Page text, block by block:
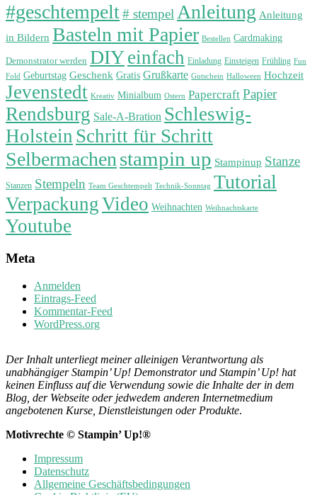
#geschtempelt# stempelAnleitung Anleitung
in Bildern Basteln mit Papier Bestellen Cardmaking
Demonstrator werden DIYeinfach Einladung Einsteigen Frühling Fun
Fold Geburtstag Geschenk Gratis Grußkarte Gutschein Halloween Hochzeit
Jevenstedt Kreativ Minialbum Ostern Papercraft Papier
Rendsburg Sale-A-Bration Schleswig-
Holstein Schritt für Schritt
Selbermachenstampin up Stampinup Stanze
Stanzen Stempeln Team Geschtempelt Technik-Sonntag Tutorial
VerpackungVideo Weihnachten Weihnachtskarte
Youtube
Meta
Anmelden
Eintrags-Feed
Kommentar-Feed
WordPress.org
Der Inhalt unterliegt meiner alleinigen Verantwortung als
unabhängiger Stampin’ Up! Demonstrator und Stampin’ Up! hat
keinen Einfluss auf die Verwendung sowie die Inhalte der in dem
Blog, der Webseite oder jedwedem anderen Internetmedium
angebotenen Kurse, Dienstleistungen oder Produkte.
Motivrechte © Stampin’ Up!®
Impressum
Datenschutz
Allgemeine Geschäftsbedingungen